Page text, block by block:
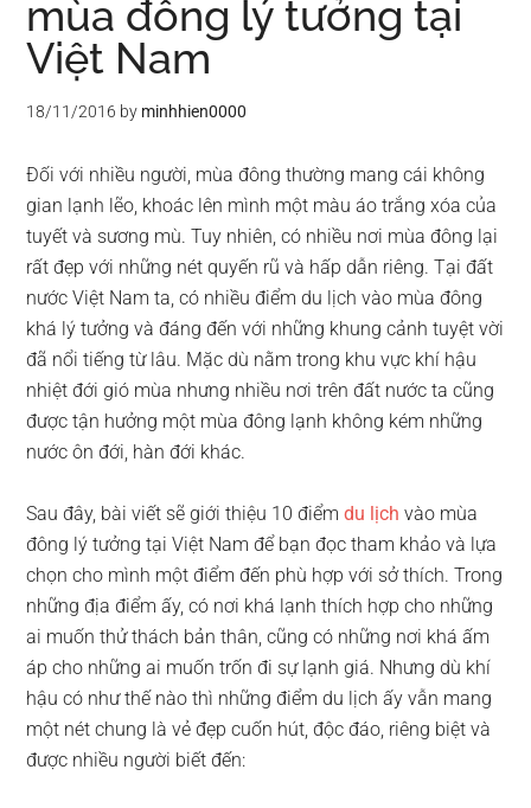
mùa đông lý tưởng tại
Việt Nam
18/11/2016 by minhhien0000
Đối với nhiều người, mùa đông thường mang cái không
gian lạnh lẽo, khoác lên mình một màu áo trắng xóa của
tuyết và sương mù. Tuy nhiên, có nhiều nơi mùa đông lại
rất đẹp với những nét quyến rũ và hấp dẫn riêng. Tại đất
nước Việt Nam ta, có nhiều điểm du lịch vào mùa đông
khá lý tưởng và đáng đến với những khung cảnh tuyệt vời
đã nổi tiếng từ lâu. Mặc dù nằm trong khu vực khí hậu
nhiệt đới gió mùa nhưng nhiều nơi trên đất nước ta cũng
được tận hưởng một mùa đông lạnh không kém những
nước ôn đới, hàn đới khác.
Sau đây, bài viết sẽ giới thiệu 10 điểmdu lịch vào mùa
đông lý tưởng tại Việt Nam để bạn đọc tham khảo và lựa
chọn cho mình một điểm đến phù hợp với sở thích. Trong
những địa điểm ấy, có nơi khá lạnh thích hợp cho những
ai muốn thử thách bản thân, cũng có những nơi khá ấm
áp cho những ai muốn trốn đi sự lạnh giá. Nhưng dù khí
hậu có như thế nào thì những điểm du lịch ấy vẫn mang
một nét chung là vẻ đẹp cuốn hút, độc đáo, riêng biệt và
được nhiều người biết đến: